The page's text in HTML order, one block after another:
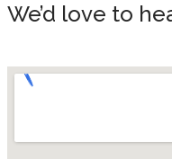
We’d love to